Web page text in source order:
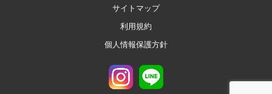
サイトマップ
利用規約
個人情報保護方針